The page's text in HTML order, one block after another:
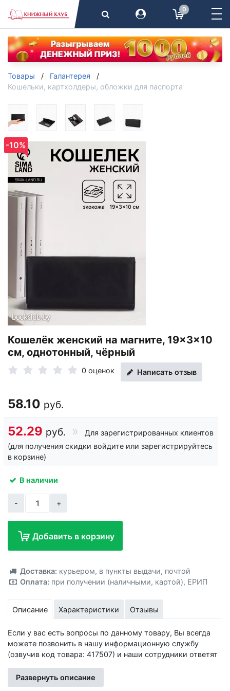
0
Товары
Галантерея
Кошельки, картхолдеры, обложки для паспорта
-10%
Кошелёк женский на магните, 19×3×10
см, однотонный, чёрный
0 оценок Написать отзыв
58.10 руб.
52.29 руб.
Для зарегистрированных клиентов
(для получения скидки войдите или зарегистрируйтесь
в корзине)
В наличии
- +
Добавить в корзину
Добавлено!
Доставка: курьером, в пункты выдачи, почтой
Оплата: при получении (наличными, картой), ЕРИП
Описание Характеристики Отзывы
Если у вас есть вопросы по данному товару, Вы всегда
можете позвонить в нашу информационную службу
(озвучив код товара: 417507) и наши сотрудники ответят
Развернуть описание